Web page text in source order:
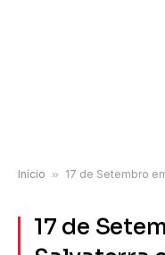
Início » 17 de Setembro
17 de